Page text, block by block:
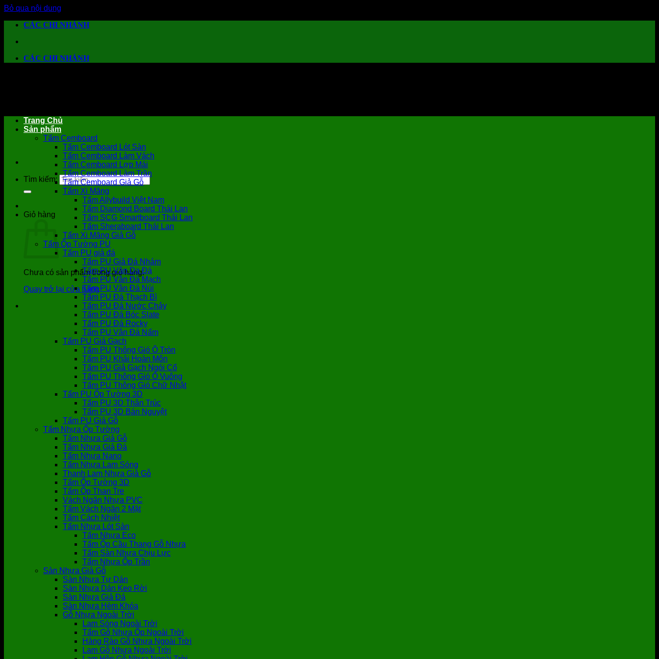
Bỏ qua nội dung
CÁC CHI NHÁNH
CÁC CHI NHÁNH
Tìm kiếm:
Giỏ hàng
Chưa có sản phẩm trong giỏ hàng.
Quay trở lại cửa hàng
Trang Chủ
Sản phẩm
Tấm Cemboard
Tấm Cemboard Lót Sàn
Tấm Cemboard Làm Vách
Tấm Cemboard Lợp Mái
Tấm Cemboard Làm Trần
Tấm Cemboard Giả Gỗ
Tấm Xi Măng
Tấm Allybuild Việt Nam
Tấm Diamond Board Thái Lan
Tấm SCG Smartboard Thái Lan
Tấm Sheraboard Thái Lan
Tấm Xi Măng Giả Gỗ
Tấm Ốp Tường PU
Tấm PU giả đá
Tấm PU Giả Đá Nhám
Tấm PU Vân Da Đá
Tấm PU Vân Đá Mạch
Tấm PU Vân Đá Núi
Tấm PU Đá Thạch Bì
Tấm PU Đá Nước Chảy
Tấm PU Đá Bóc Slate
Tấm PU Đá Rocky
Tấm PU Vân Đá Nấm
Tấm PU Giả Gạch
Tấm PU Thông Gió Ô Tròn
Tấm PU Khải Hoàn Môn
Tấm PU Giả Gạch Ngói Cổ
Tấm PU Thông Gió Ô Vuông
Tấm PU Thông Gió Chữ Nhật
Tấm PU Ốp Tường 3D
Tấm PU 3D Thân Trúc
Tấm PU 3D Bán Nguyệt
Tấm PU Giả Gỗ
Tấm Nhựa Ốp Tường
Tấm Nhựa Giả Gỗ
Tấm Nhựa Giả Đá
Tấm Nhựa Nano
Tấm Nhựa Lam Sóng
Thanh Lam Nhựa Giả Gỗ
Tấm Ốp Tường 3D
Tấm Ốp Than Tre
Vách Ngăn Nhựa PVC
Tấm Vách Ngăn 2 Mặt
Tấm Cách Nhiệt
Tấm Nhựa Lót Sàn
Tấm Nhựa Eco
Tấm Ốp Cầu Thang Gỗ Nhựa
Tấm Sàn Nhựa Chịu Lực
Tấm Nhựa Ốp Trần
Sàn Nhựa Giả Gỗ
Sàn Nhựa Tự Dán
Sàn Nhựa Dán Keo Rời
Sàn Nhựa Giả Đá
Sàn Nhựa Hèm Khóa
Gỗ Nhựa Ngoài Trời
Lam Sóng Ngoài Trời
Tấm Gỗ Nhựa Ốp Ngoài Trời
Hàng Rào Gỗ Nhựa Ngoài Trời
Lam Gỗ Nhựa Ngoài Trời